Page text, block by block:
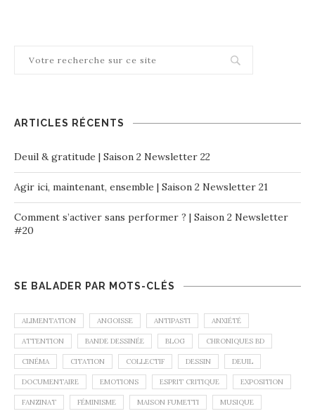
ARTICLES RÉCENTS
Deuil & gratitude | Saison 2 Newsletter 22
Agir ici, maintenant, ensemble | Saison 2 Newsletter 21
Comment s’activer sans performer ? | Saison 2 Newsletter
#20
SE BALADER PAR MOTS-CLÉS
ALIMENTATION ANGOISSE ANTIPASTI ANXIÉTÉ
ATTENTION BANDE DESSINÉE BLOG CHRONIQUES BD
CINÉMA CITATION COLLECTIF DESSIN DEUIL
DOCUMENTAIRE EMOTIONS ESPRIT CRITIQUE EXPOSITION
FANZINAT FÉMINISME MAISON FUMETTI MUSIQUE